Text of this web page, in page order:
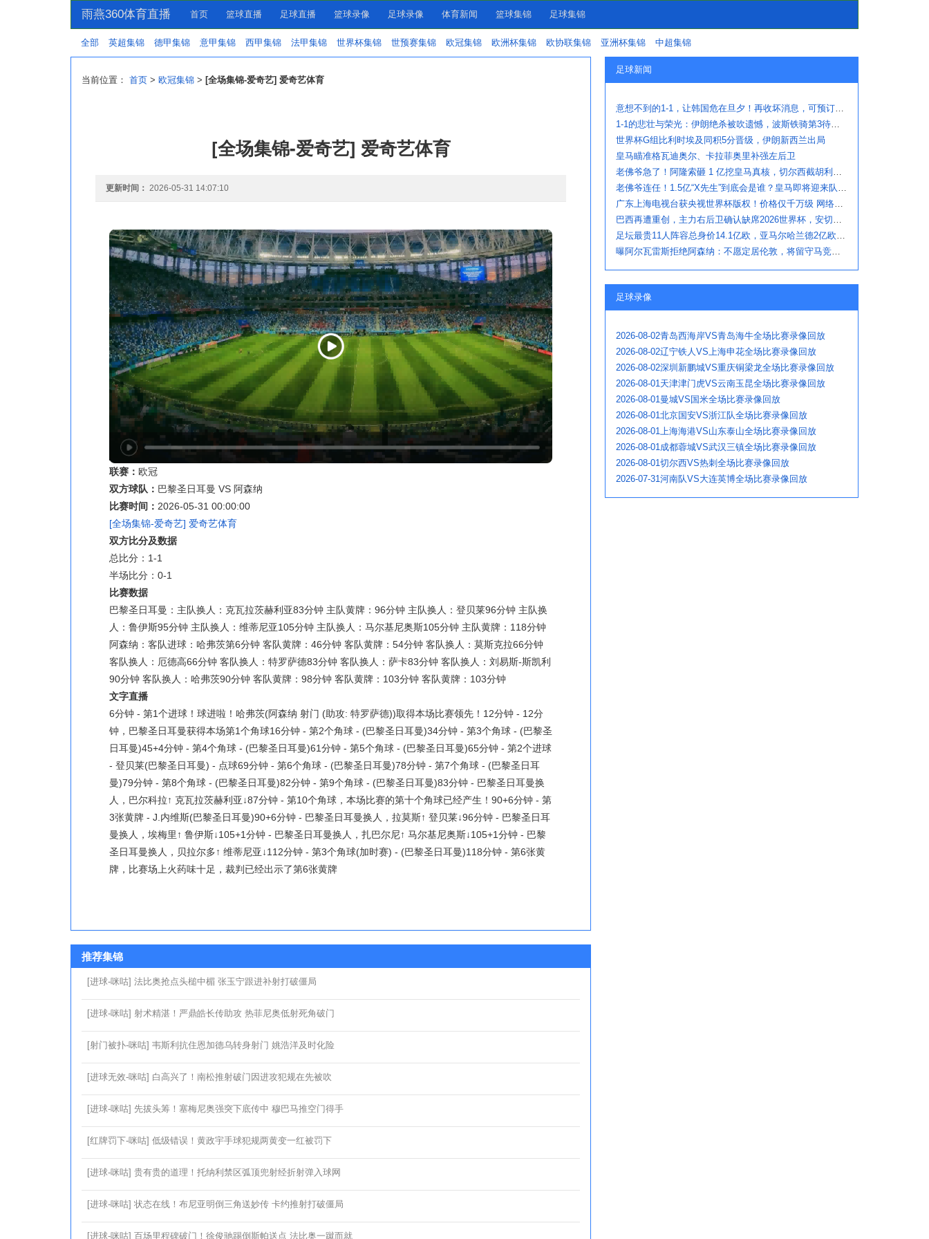
雨燕360体育直播 首页 篮球直播 足球直播 篮球录像 足球录像 体育新闻 篮球集锦 足球集锦
全部 英超集锦 德甲集锦 意甲集锦 西甲集锦 法甲集锦 世界杯集锦 世预赛集锦 欧冠集锦 欧洲杯集锦 欧协联集锦 亚洲杯集锦 中超集锦
当前位置： 首页 > 欧冠集锦 > [全场集锦-爱奇艺] 爱奇艺体育
[全场集锦-爱奇艺] 爱奇艺体育
更新时间： 2026-05-31 14:07:10
联赛： 欧冠
双方球队： 巴黎圣日耳曼 VS 阿森纳
比赛时间： 2026-05-31 00:00:00
[全场集锦-爱奇艺] 爱奇艺体育
双方比分及数据
总比分：1-1
半场比分：0-1
比赛数据
巴黎圣日耳曼：主队换人：克瓦拉茨赫利亚83分钟 主队黄牌：96分钟 主队换人：登贝莱96分钟 主队换
人：鲁伊斯95分钟 主队换人：维蒂尼亚105分钟 主队换人：马尔基尼奥斯105分钟 主队黄牌：118分钟
阿森纳：客队进球：哈弗茨第6分钟 客队黄牌：46分钟 客队黄牌：54分钟 客队换人：莫斯克拉66分钟
客队换人：厄德高66分钟 客队换人：特罗萨德83分钟 客队换人：萨卡83分钟 客队换人：刘易斯-斯凯利
90分钟 客队换人：哈弗茨90分钟 客队黄牌：98分钟 客队黄牌：103分钟 客队黄牌：103分钟
文字直播
6分钟 - 第1个进球！球进啦！哈弗茨(阿森纳 射门 (助攻: 特罗萨德))取得本场比赛领先！12分钟 - 12分
钟，巴黎圣日耳曼获得本场第1个角球16分钟 - 第2个角球 - (巴黎圣日耳曼)34分钟 - 第3个角球 - (巴黎圣
日耳曼)45+4分钟 - 第4个角球 - (巴黎圣日耳曼)61分钟 - 第5个角球 - (巴黎圣日耳曼)65分钟 - 第2个进球
- 登贝莱(巴黎圣日耳曼) - 点球69分钟 - 第6个角球 - (巴黎圣日耳曼)78分钟 - 第7个角球 - (巴黎圣日耳
曼)79分钟 - 第8个角球 - (巴黎圣日耳曼)82分钟 - 第9个角球 - (巴黎圣日耳曼)83分钟 - 巴黎圣日耳曼换
人，巴尔科拉↑ 克瓦拉茨赫利亚↓87分钟 - 第10个角球，本场比赛的第十个角球已经产生！90+6分钟 - 第
3张黄牌 - J.内维斯(巴黎圣日耳曼)90+6分钟 - 巴黎圣日耳曼换人，拉莫斯↑ 登贝莱↓96分钟 - 巴黎圣日耳
曼换人，埃梅里↑ 鲁伊斯↓105+1分钟 - 巴黎圣日耳曼换人，扎巴尔尼↑ 马尔基尼奥斯↓105+1分钟 - 巴黎
圣日耳曼换人，贝拉尔多↑ 维蒂尼亚↓112分钟 - 第3个角球(加时赛) - (巴黎圣日耳曼)118分钟 - 第6张黄
牌，比赛场上火药味十足，裁判已经出示了第6张黄牌
推荐集锦
[进球-咪咕] 法比奥抢点头槌中楣 张玉宁跟进补射打破僵局
[进球-咪咕] 射术精湛！严鼎皓长传助攻 热菲尼奥低射死角破门
[射门被扑-咪咕] 韦斯利抗住恩加德乌转身射门 姚浩洋及时化险
[进球无效-咪咕] 白高兴了！南松推射破门因进攻犯规在先被吹
[进球-咪咕] 先拔头筹！塞梅尼奥强突下底传中 穆巴马推空门得手
[红牌罚下-咪咕] 低级错误！黄政宇手球犯规两黄变一红被罚下
[进球-咪咕] 贵有贵的道理！托纳利禁区弧顶兜射经折射弹入球网
[进球-咪咕] 状态在线！布尼亚明倒三角送妙传 卡约推射打破僵局
[进球-咪咕] 百场里程碑破门！徐俊驰踢倒斯帕送点 法比奥一蹴而就
足球新闻
意想不到的1-1，让韩国危在旦夕！再收坏消息，可预订机票回国了
1-1的悲壮与荣光：伊朗绝杀被吹遗憾，波斯铁骑第3待命，埃及出线
世界杯G组比利时埃及同积5分晋级，伊朗新西兰出局
皇马瞄准格瓦迪奥尔、卡拉菲奥里补强左后卫
老佛爷急了！阿隆索砸 1 亿挖皇马真核，切尔西截胡利物浦阿森纳
老佛爷连任！1.5亿“X先生”到底会是谁？皇马即将迎来队史最高身价球
广东上海电视台获央视世界杯版权！价格仅千万级 网络平台却花了16亿
巴西再遭重创，主力右后卫确认缺席2026世界杯，安切洛蒂作出回应
足坛最贵11人阵容总身价14.1亿欧，亚马尔哈兰德2亿欧领衔
曝阿尔瓦雷斯拒绝阿森纳：不愿定居伦敦，将留守马竞冲刺世界杯
足球录像
2026-08-02青岛西海岸VS青岛海牛全场比赛录像回放
2026-08-02辽宁铁人VS上海申花全场比赛录像回放
2026-08-02深圳新鹏城VS重庆铜梁龙全场比赛录像回放
2026-08-01天津津门虎VS云南玉昆全场比赛录像回放
2026-08-01曼城VS国米全场比赛录像回放
2026-08-01北京国安VS浙江队全场比赛录像回放
2026-08-01上海海港VS山东泰山全场比赛录像回放
2026-08-01成都蓉城VS武汉三镇全场比赛录像回放
2026-08-01切尔西VS热刺全场比赛录像回放
2026-07-31河南队VS大连英博全场比赛录像回放